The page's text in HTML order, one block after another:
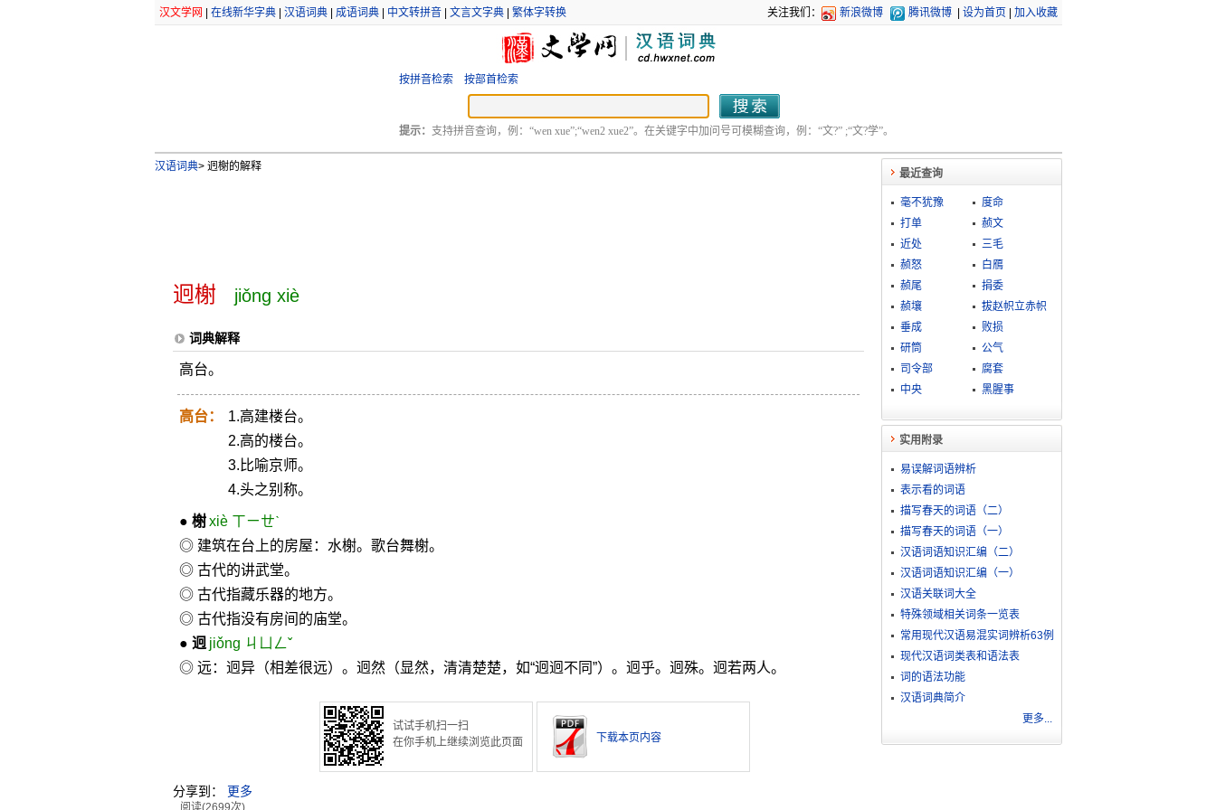
汉文学网 在线新华字典| 汉语词典| 成语词典| 中文转拼音| 文言文字典| 繁体字转换 关注我们： 新浪微博 腾讯微博 设为首页 加入收藏
按拼音检索 按部首检索
提示： 支持拼音查询，例：“wen xue”;“wen2 xue2”。在关键字中加问号可模糊查询，例：“文?” ;“文?学”。
汉语词典>迥榭的解释
迥榭 jiǒng xiè
词典解释
高台。
高台：
1.高建楼台。
2.高的楼台。
3.比喻京师。
4.头之别称。
● 榭 xiè ㄒㄧㄝˋ
◎ 建筑在台上的房屋：水榭。歌台舞榭。
◎ 古代的讲武堂。
◎ 古代指藏乐器的地方。
◎ 古代指没有房间的庙堂。
● 迥 jiǒng ㄐㄩㄥˇ
◎ 远：迥异（相差很远）。迥然（显然，清清楚楚，如“迥迥不同”）。迥乎。迥殊。迥若两人。
试试手机扫一扫
在你手机上继续浏览此页面
下载本页内容
分享到： 更多
阅读(2699次)
最近查询
毫不犹豫
度命
打单
赪文
近处
三毛
赪怒
白鴈
赪尾
捐委
赪壤
拔赵帜立赤帜
垂成
败损
研筒
公气
司令部
腐套
中央
黑腥事
实用附录
易误解词语辨析
表示看的词语
描写春天的词语（二）
描写春天的词语（一）
汉语词语知识汇编（二）
汉语词语知识汇编（一）
汉语关联词大全
特殊领域相关词条一览表
常用现代汉语易混实词辨析63例
现代汉语词类表和语法表
词的语法功能
汉语词典简介
更多...